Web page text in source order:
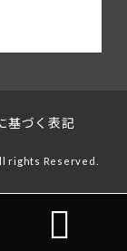
基づく表記
rights Reserved.
